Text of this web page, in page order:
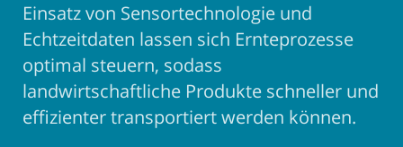
Einsatz von Sensortechnologie und
Echtzeitdaten lassen sich Ernteprozesse
optimal steuern, sodass
landwirtschaftliche Produkte schneller und
effizienter transportiert werden können.